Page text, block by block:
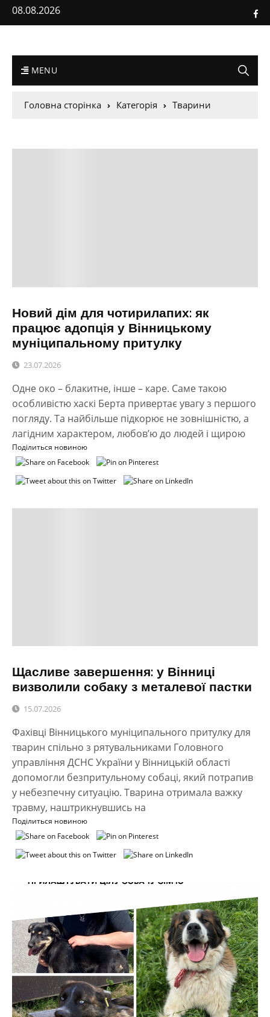
08.08.2026
MENU
Головна сторінка Категорія Тварини
Новий дім для чотирилапих: як
працює адопція у Вінницькому
муніципальному притулку
23.07.2026
Одне око – блакитне, інше – каре. Саме такою
особливістю хаскі Берта привертає увагу з першого
погляду. Та найбільше підкорює не зовнішністю, а
лагідним характером, любов’ю до людей і щирою
Поділиться новиною
Щасливе завершення: у Вінниці
визволили собаку з металевої пастки
15.07.2026
Фахівці Вінницького муніципального притулку для
тварин спільно з рятувальниками Головного
управління ДСНС України у Вінницькій області
допомогли безпритульному собаці, який потрапив
у небезпечну ситуацію. Тварина отримала важку
травму, наштрикнувшись на
Поділиться новиною